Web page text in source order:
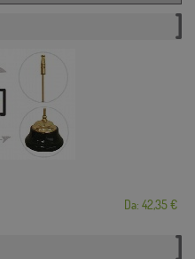
Da: 42,35 €